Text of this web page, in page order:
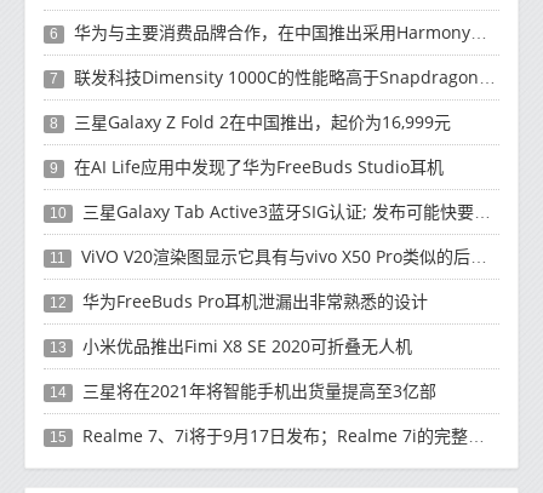
6 华为与主要消费品牌合作，在中国推出采用HarmonyOS 2.0的智能家居产品
7 联发科技Dimensity 1000C的性能略高于Snapdragon 765G
8 三星Galaxy Z Fold 2在中国推出，起价为16,999元
9 在AI Life应用中发现了华为FreeBuds Studio耳机
10 三星Galaxy Tab Active3蓝牙SIG认证; 发布可能快要结束了
11 ViVO V20渲染图显示它具有与vivo X50 Pro类似的后部设计
12 华为FreeBuds Pro耳机泄漏出非常熟悉的设计
13 小米优品推出Fimi X8 SE 2020可折叠无人机
14 三星将在2021年将智能手机出货量提高至3亿部
15 Realme 7、7i将于9月17日发布；Realme 7i的完整规格并导致泄漏